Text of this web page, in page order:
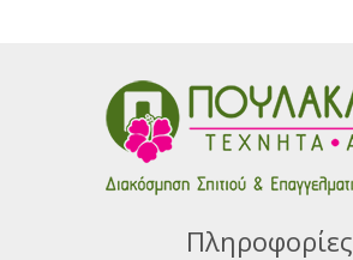
Πληροφορίες